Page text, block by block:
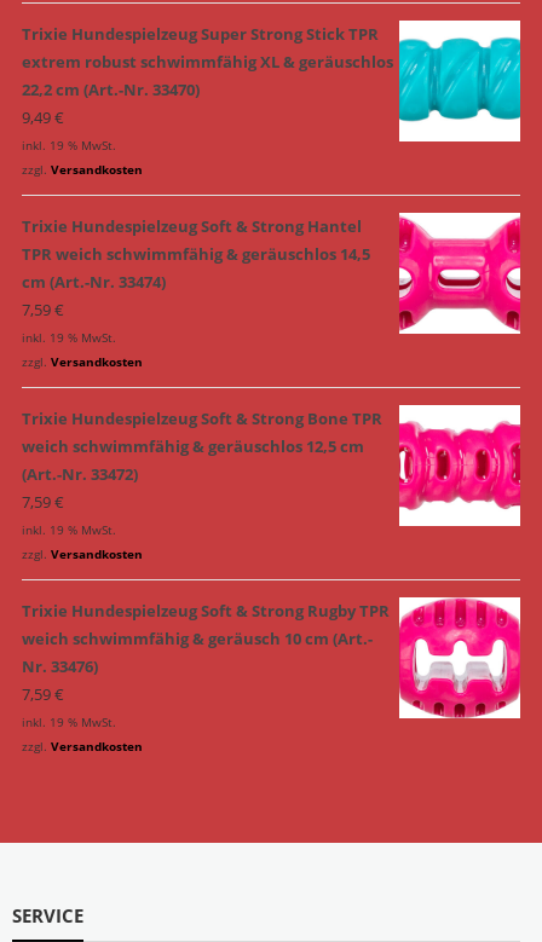
Trixie Hundespielzeug Super Strong Stick TPR
extrem robust schwimmfähig XL & geräuschlos
22,2 cm (Art.-Nr. 33470)
9,49€
inkl. 19 % MwSt.
zzgl. Versandkosten
Trixie Hundespielzeug Soft & Strong Hantel
TPR weich schwimmfähig & geräuschlos 14,5
cm (Art.-Nr. 33474)
7,59€
inkl. 19 % MwSt.
zzgl. Versandkosten
Trixie Hundespielzeug Soft & Strong Bone TPR
weich schwimmfähig & geräuschlos 12,5 cm
(Art.-Nr. 33472)
7,59€
inkl. 19 % MwSt.
zzgl. Versandkosten
Trixie Hundespielzeug Soft & Strong Rugby TPR
weich schwimmfähig & geräusch 10 cm (Art.-
Nr. 33476)
7,59€
inkl. 19 % MwSt.
zzgl. Versandkosten
SERVICE